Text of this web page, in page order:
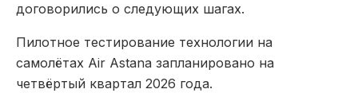
договорились о следующих шагах.
Пилотное тестирование технологии на
самолётах Air Astana запланировано на
четвёртый квартал 2026 года.